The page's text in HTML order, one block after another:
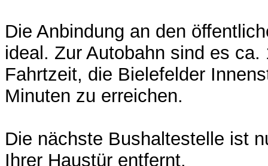
Die Anbindung an den
ideal. Zur Autobahn sind es ca.
Fahrtzeit, die Bielefelder
Minuten zu erreichen.
Die nächste Bushaltestelle ist
Ihrer Haustür entfernt.